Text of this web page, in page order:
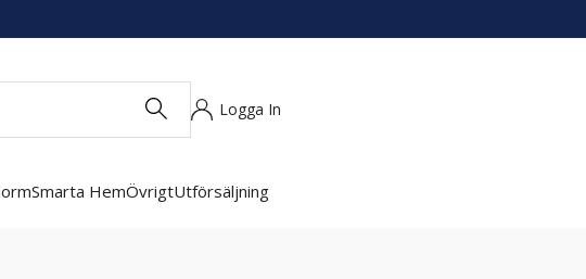
Logga In
Smarta HemÖvrigtUtförsäljning